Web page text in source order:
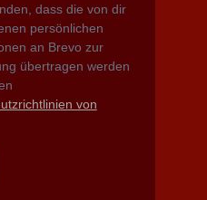
dass die von dir
persönlichen
an Brevo zur
übertragen werden
von